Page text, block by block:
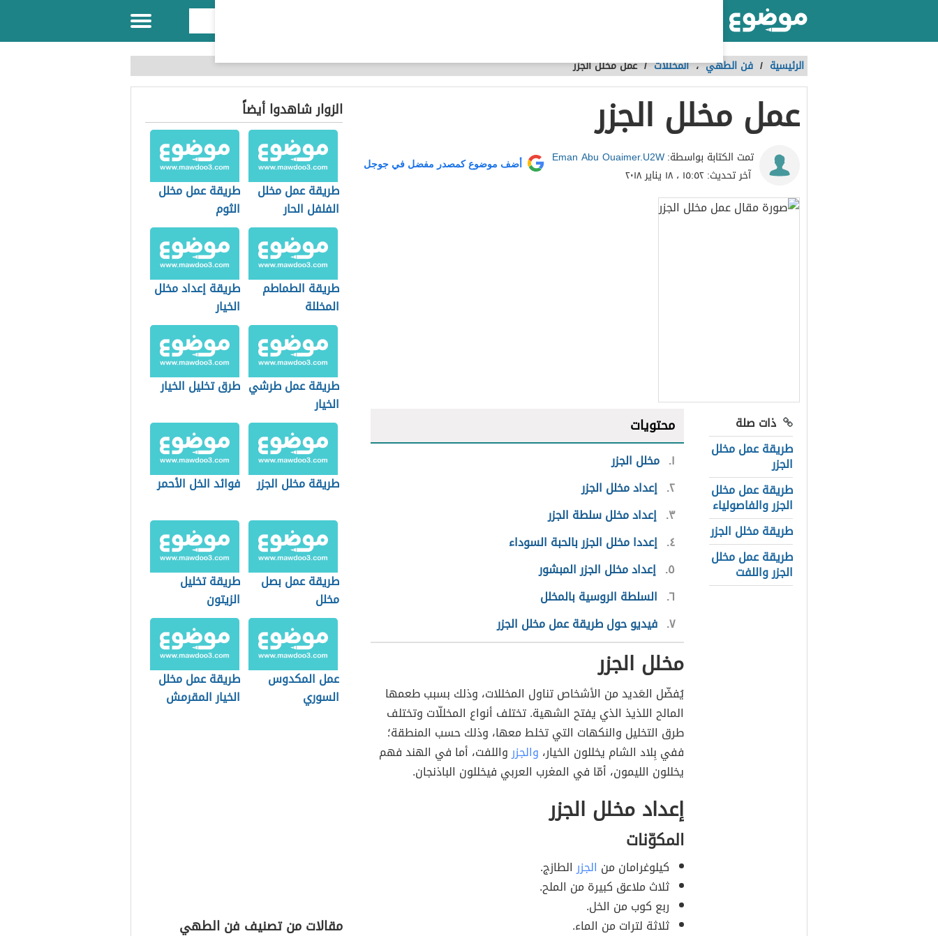
الرئيسية / فن الطهي،المخللات /عمل مخلل الجزر
عمل مخلل الجزر
تمت الكتابة بواسطة:Eman Abu Ouaimer.U2W
آخر تحديث:١٥:٥٢ ، ١٨ يناير ٢٠١٨
أضف موضوع كمصدر مفضل في جوجل
ذات صلة
طريقة عمل مخلل
الجزر
طريقة عمل مخلل
الجزر والفاصولياء
طريقة مخلل الجزر
طريقة عمل مخلل
الجزر واللفت
محتويات
١ مخلل الجزر
٢ إعداد مخلل الجزر
٣ إعداد مخلل سلطة الجزر
٤ إعددا مخلل الجزر بالحبة السوداء
٥ إعداد مخلل الجزر المبشور
٦ السلطة الروسية بالمخلل
٧ فيديو حول طريقة عمل مخلل الجزر
مخلل الجزر
يُفضّل العَديد من الأشخاص تناول المخللات، وذلك بسبب طعمها
المالح اللذيذ الذي يفتح الشهية. تختلف أنواع المخللّات وتختلف
طرق التخليل والنكهات التي تخلط معها، وذلك حسب المنطقة؛
ففي بِلاد الشام يخللون الخيار، والجزرواللفت، أما في الهند فهم
يخللون الليمون، أمّا في المغرب العربي فيخللون الباذنجان.
إعداد مخلل الجزر
المكوّنات
كيلوغرامان من الجزرالطازج.
ثلاث ملاعق كبيرة من الملح.
ربع كوب من الخل.
ثلاثة لترات من الماء.
الزوار شاهدوا أيضاً
طريقة عمل مخلل
الفلفل الحار
طريقة عمل مخلل
الثوم
طريقة الطماطم
المخللة
طريقة إعداد مخلل
الخيار
طريقة عمل طرشي
الخيار
طرق تخليل الخيار
طريقة مخلل الجزر فوائد الخل الأحمر
طريقة عمل بصل
مخلل
طريقة تخليل
الزيتون
عمل المكدوس
السوري
طريقة عمل مخلل
الخيار المقرمش
مقالات من تصنيف فن الطهي